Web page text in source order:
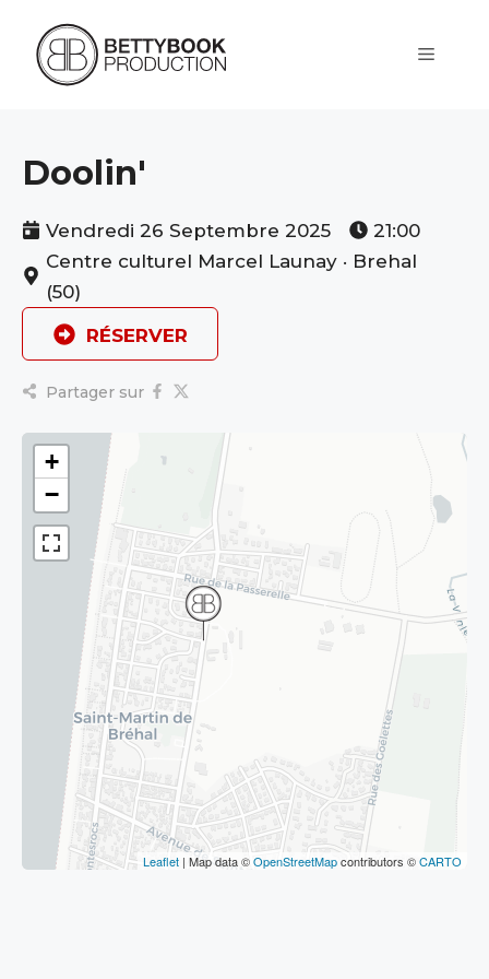
contenu
Doolin'
Vendredi 26 Septembre 2025
21:00
Centre culturel Marcel Launay · Brehal
(50)
RÉSERVER
Partager sur
+
−
Leaflet | Map data ©OpenStreetMapcontributors ©CARTO